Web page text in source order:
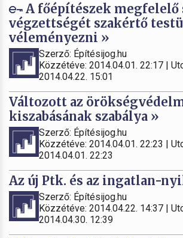
A főépítészek megfelelő
végzettségét szakértő
véleményezni »
Szerző: Építésijog.hu
Közzétéve: 2014.04.01. 22:17 |
2014.04.22. 15:01
Változott az
kiszabásának szabálya »
Szerző: Építésijog.hu
Közzétéve: 2014.04.01. 22:23 |
2014.04.01. 22:23
Az új Ptk. és az ingatlan-
Szerző: Építésijog.hu
Közzétéve: 2014.04.22. 14:37 |
2014.04.30. 12:39